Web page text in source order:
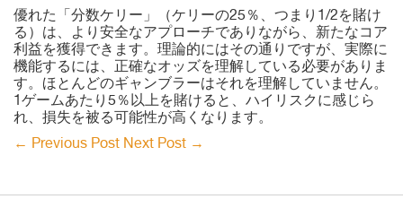
優れた「分数ケリー」（ケリーの25％、つまり1/2を賭け
る）は、より安全なアプローチでありながら、新たなコア
利益を獲得できます。理論的にはその通りですが、実際に
機能するには、正確なオッズを理解している必要がありま
す。ほとんどのギャンブラーはそれを理解していません。
1ゲームあたり5％以上を賭けると、ハイリスクに感じら
れ、損失を被る可能性が高くなります。
← Previous Post Next Post →